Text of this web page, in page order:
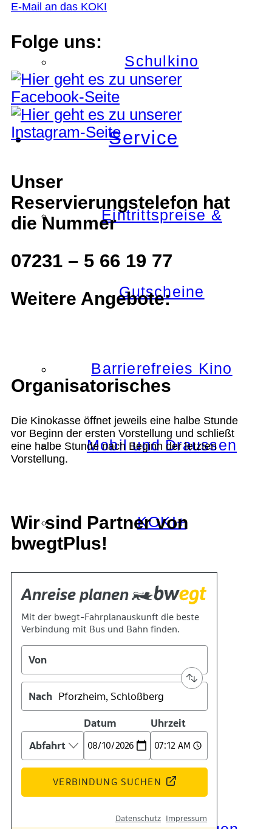
Schulkino
Service
Eintrittspreise &
Gutscheine
Barrierefreies Kino
Mobil und Draussen
KOKI+
Kontakt
Kino
Das Team
E-Mail an das KOKI
Folge uns:
Unser
Reservierungstelefon hat
die Nummer
07231 – 5 66 19 77
Weitere Angebote:
Organisatorisches
Die Kinokasse öffnet jeweils eine halbe Stunde
vor Beginn der ersten Vorstellung und schließt
eine halbe Stunde nach Beginn der letzten
Vorstellung.
Wir sind Partner von
bwegtPlus!